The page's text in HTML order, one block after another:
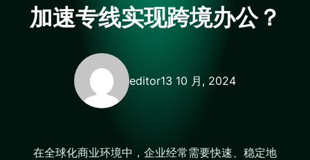
加速专线实现跨境办公？
editor13 10 月, 2024
在全球化商业环境中，企业经常需要快速、稳定地